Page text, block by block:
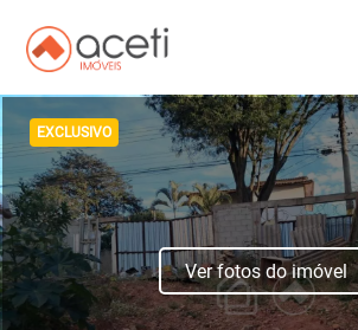
EXCLUSIVO
Ver fotos do imóvel